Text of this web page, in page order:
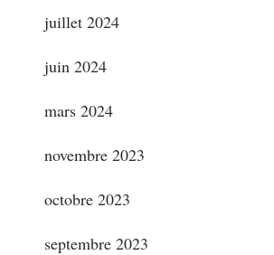
juillet 2024
juin 2024
mars 2024
novembre 2023
octobre 2023
septembre 2023